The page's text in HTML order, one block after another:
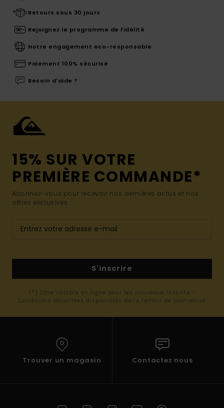
Retours sous 30 jours
Rejoignez le programme de fidélité
Notre engagement eco-responsable
Paiement 100% sécurisé
Besoin d'aide ?
15% SUR VOTRE
PREMIÈRE COMMANDE*
Abonnez-vous pour recevoir nos dernières actus et nos
offres exclusives.
S'inscrire
(*) Offre valable en ligne pour les nouveaux inscrits -
Conditions détaillées disponibles dans l'email de bienvenue
Trouver un magasin Contactez nous